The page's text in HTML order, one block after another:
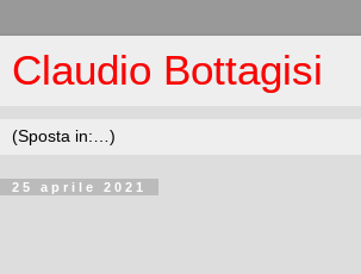
Claudio Bottagisi
25 aprile 2021